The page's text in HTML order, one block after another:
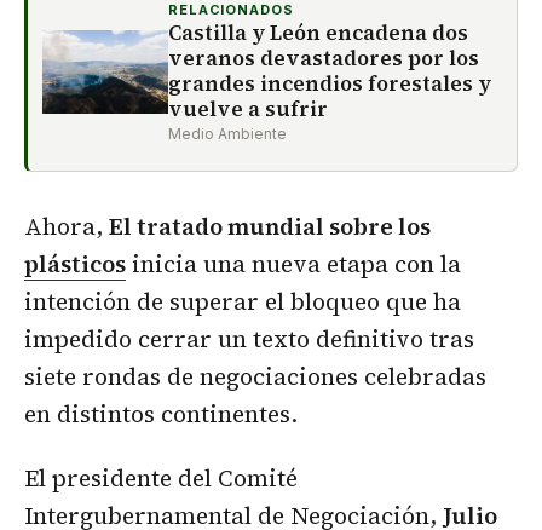
RELACIONADOS
Castilla y León encadena dos
veranos devastadores por los
grandes incendios forestales y
vuelve a sufrir
Medio Ambiente
Ahora, El tratado mundial sobre los
plásticosinicia una nueva etapa con la
intención de superar el bloqueo que ha
impedido cerrar un texto definitivo tras
siete rondas de negociaciones celebradas
en distintos continentes.
El presidente del Comité
Intergubernamental de Negociación, Julio